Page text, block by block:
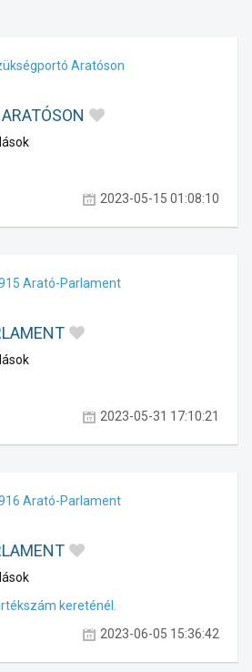
2023-05-15 01:08:10
2023-05-31 17:10:21
kereténél.
2023-06-05 15:36:42